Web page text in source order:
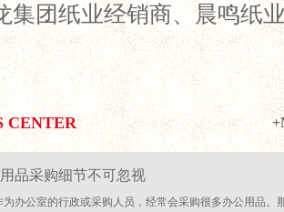
集团纸业经销商、晨鸣纸
CENTER
品采购细节不可忽视
为办公室的行政或采购人员，经常会采购很多办公用品。